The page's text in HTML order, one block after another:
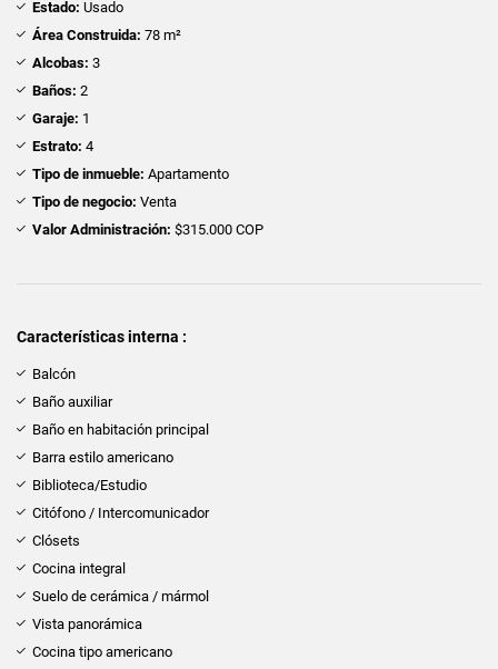
Estado: Usado
Área Construida: 78 m²
Alcobas: 3
Baños: 2
Garaje: 1
Estrato: 4
Tipo de inmueble: Apartamento
Tipo de negocio: Venta
Valor Administración: $315.000 COP
Características interna :
Balcón
Baño auxiliar
Baño en habitación principal
Barra estilo americano
Biblioteca/Estudio
Citófono / Intercomunicador
Clósets
Cocina integral
Suelo de cerámica / mármol
Vista panorámica
Cocina tipo americano